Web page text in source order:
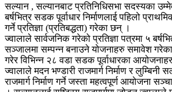
सल्यान , सल्यानबाट प्रतिनिधिसभा सदस्यका
बर्षभित्र सडक पूर्वाधार निर्माणलाई पहिलो
गर्ने प्रतिज्ञा (प्रतिबद्धता) गरेका छन् ।
ज्वालाले सार्वजनिक गरेको प्रतिज्ञा पत्रमा ५
सञ्जालमा सम्पन्न बनाउने योजनाहरु समावेश
गरेर विभिन्न २८ वडा सडक पूर्वाधारका
ज्वालाले मदन भण्डारी राजमार्ग निर्माण र लुम्बिनी
राजमार्ग निर्माण गर्ने जस्ता महत्वपूर्ण आयोजना